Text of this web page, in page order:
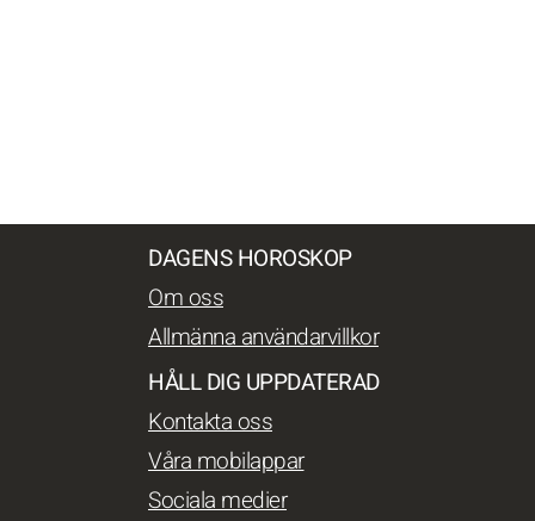
DAGENS HOROSKOP
Om oss
Allmänna användarvillkor
HÅLL DIG UPPDATERAD
Kontakta oss
Våra mobilappar
Sociala medier